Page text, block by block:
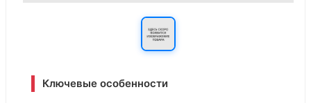
Ключевые особенности